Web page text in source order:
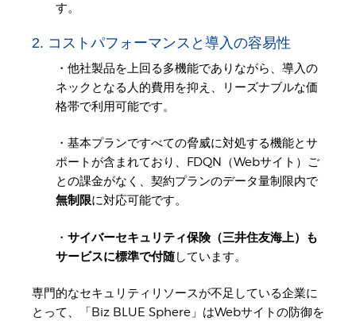
す。
2. コストパフォーマンスと導入の容易性
・他社製品を上回る多機能でありながら、導入の
ネックとなる人的費用を抑え、リーズナブルな価
格帯で利用可能です。
・基本プランですべての脅威に対処する機能とサ
ポートが含まれており、FDQN（Webサイト）ご
との課金がなく、契約プランのデータ量制限内で
無制限に対応可能です。
・ サイバーセキュリティ保険（三井住友海上）も
サービスに標準で付随しています。
専門的なセキュリティリソースが不足している企業に
とって、「Biz BLUE Sphere」はWebサイトの防御を